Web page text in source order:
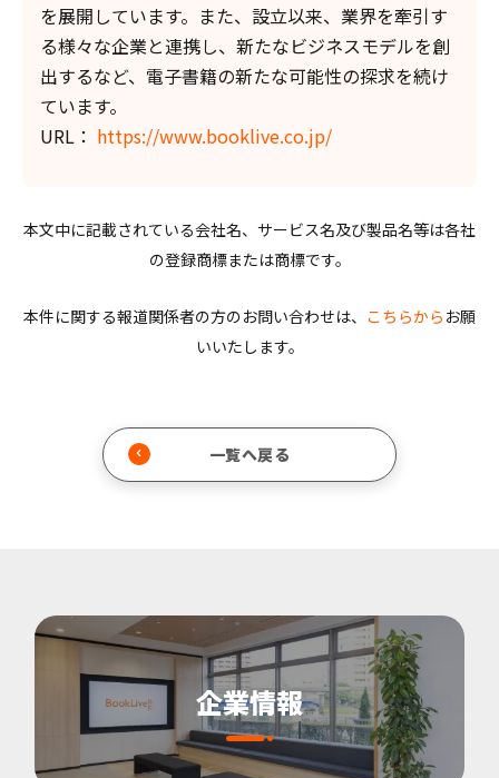
を展開しています。また、設立以来、業界を牽引す
る様々な企業と連携し、新たなビジネスモデルを創
出するなど、電子書籍の新たな可能性の探求を続け
ています。
URL： https://www.booklive.co.jp/
本文中に記載されている会社名、サービス名及び製品名等は各社
の登録商標または商標です。
本件に関する報道関係者の方のお問い合わせは、 こちらから お願
いいたします。
一覧へ戻る
企業情報